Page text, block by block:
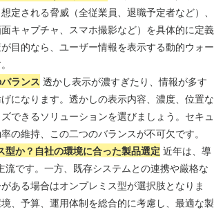
定される脅威（全従業員、退職予定者など）、
キャプチャ、スマホ撮影など）を具体的に定義
目的なら、ユーザー情報を表示する動的ウォー
ランス 透かし表示が濃すぎたり、情報が多す
になります。透かしの表示内容、濃度、位置な
できるソリューションを選びましょう。セキュ
の維持、この二つのバランスが不可欠です。
型か？自社の環境に合った製品選定 近年は、導
流です。一方、既存システムとの連携や厳格な
ある場合はオンプレミス型が選択肢となりま
、予算、運用体制を総合的に考慮し、最適な製